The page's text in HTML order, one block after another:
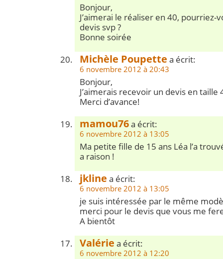
Bonjour,
J’aimerai le réaliser en 40, pourriez-
devis svp ?
Bonne soirée
Michèle Poupette a écrit:
6 novembre 2012 à 20:43
Bonjour,
J’aimerais recevoir un devis en taille
Merci d’avance!
mamou76a écrit:
6 novembre 2012 à 13:05
Ma petite fille de 15 ans Léa l’a
a raison !
jkline a écrit:
6 novembre 2012 à 13:05
je suis intéressée par le même
merci pour le devis que vous me
A bientôt
Valérie a écrit:
6 novembre 2012 à 12:20